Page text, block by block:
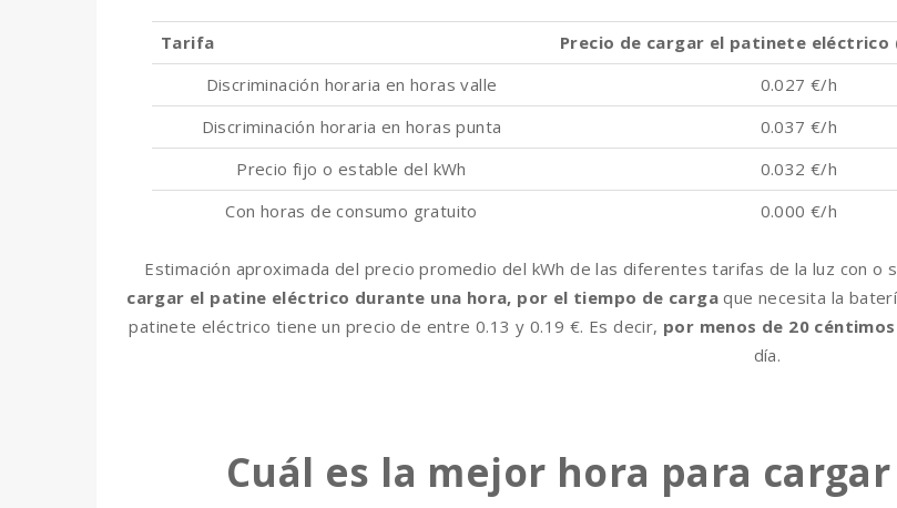
Tarifa Precio de cargar el patinete eléctrico
Discriminación horaria en horas valle 0.027 €/h
Discriminación horaria en horas punta
0.037 €/h
Precio fijo o estable del kWh
0.032 €/h
Con horas de consumo gratuito
0.000 €/h
Estimación aproximada del precio promedio del kWh de las diferentestarifas de la luz con o
cargar el patine eléctrico durante una hora, por el tiempo de carga que necesita la
patinete eléctrico tiene un precio de entre 0.13 y 0.19 €. Es decir, por menos de 20
día.
Cuál es la mejor hora para